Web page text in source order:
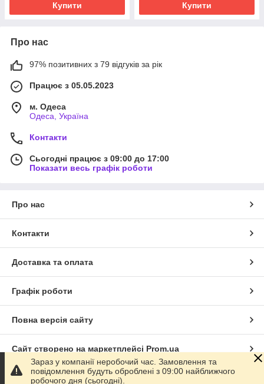
Купити Купити
Про нас
97% позитивних з 79 відгуків за рік
Працює з 05.05.2023
м. Одеса
Одеса, Україна
Контакти
Сьогодні працює з 09:00 до 17:00
Показати весь графік роботи
Про нас
Контакти
Доставка та оплата
Графік роботи
Повна версія сайту
Сайт створено на маркетплейсі Prom.ua
Політика конфіденційності
Зараз у компанії неробочий час. Замовлення та
повідомлення будуть оброблені з 09:00 найближчого
робочого дня (сьогодні).